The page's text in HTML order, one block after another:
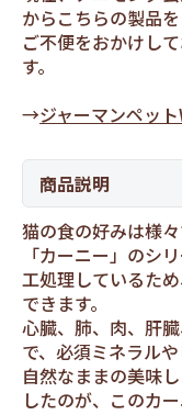
からこちらの製品
ご不便をおかけし
す。
→ジャーマンペッ
商品説明
猫の食の好みは様
「カーニー」のシ
工処理しているた
できます。
心臓、肺、肉、肝
で、必須ミネラル
自然なままの美味
したのが、このカ